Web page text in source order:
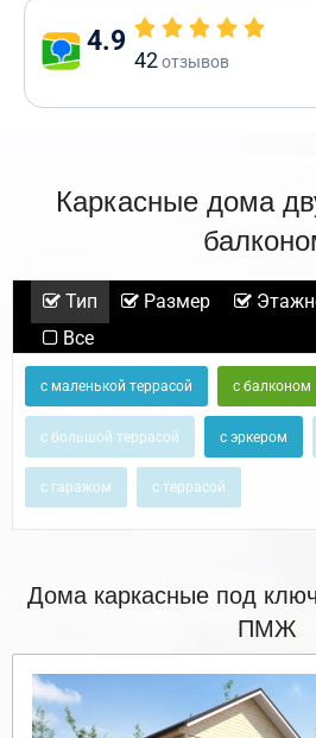
4.9
42отзывов
Каркасные дома
Тип Размер
Все
с маленькой террасой с балконом
с большой террасой с эркером
с гаражом с террасой
Дома каркасные под
ПМЖ